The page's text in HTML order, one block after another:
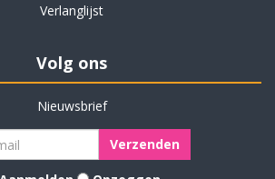
Verlanglijst
Volg ons
Nieuwsbrief